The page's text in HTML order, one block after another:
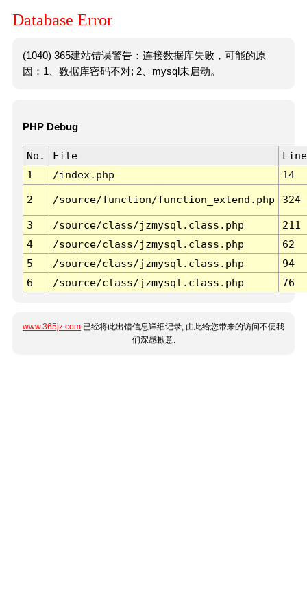
Database Error
(1040) 365建站错误警告：连接数据库失败，可能的原
因：1、数据库密码不对; 2、mysql未启动。
PHP Debug
No. File
Line
1
/index.php 14
2 /source/function/function_extend.php 324
3 /source/class/jzmysql.class.php
211
4
/source/class/jzmysql.class.php
62
5
/source/class/jzmysql.class.php
94
6
/source/class/jzmysql.class.php 76
www.365jz.com 已经将此出错信息详细记录, 由此给您带来的访问不便我
们深感歉意.